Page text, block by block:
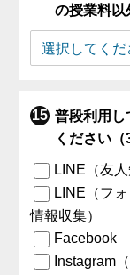
の授業料以
普段利用し
ください（
LINE（友
LINE（フ
情報収集）
Facebook
Instagram